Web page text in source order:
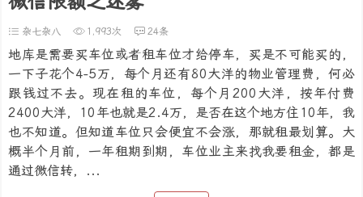
杂七杂八 1,993次 24条
地库是需要买车位或者租车位才给停车，买是不可能买的，
一下子花个4-5万，每个月还有80大洋的物业管理费，何必
跟钱过不去。现在租的车位，每个月200大洋，按年付费
2400大洋，10年也就是2.4万，是否在这个地方住10年，我
也不知道。但知道车位只会便宜不会涨，那就租最划算。大
概半个月前，一年租期到期，车位业主来找我要租金，都是
通过微信转，...